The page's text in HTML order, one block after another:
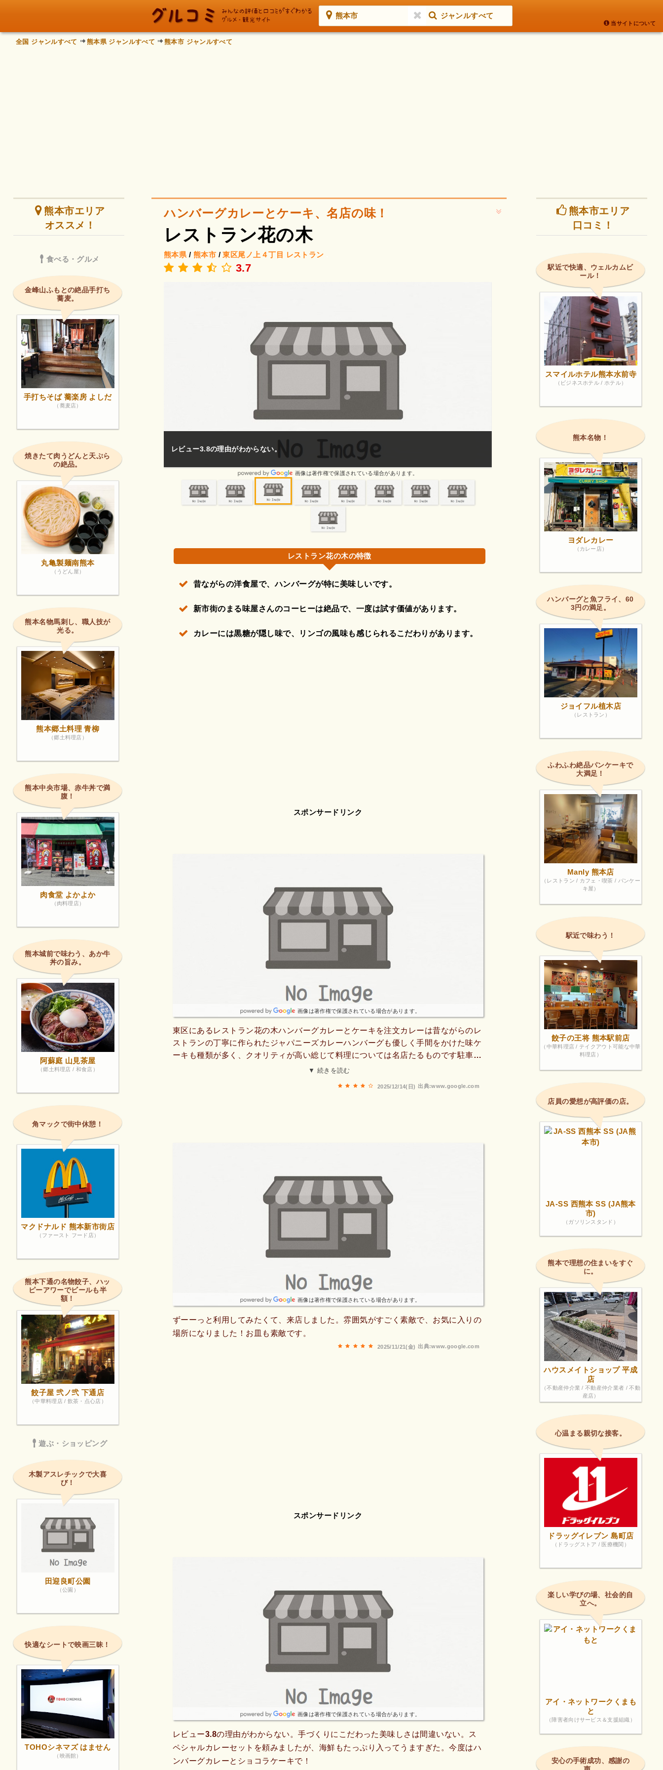
熊本市 ジャンルすべて
当サイトについて
全国 ジャンルすべて 熊本県 ジャンルすべて 熊本市 ジャンルすべて
ハンバーグカレーとケーキ、名店の味！
レストラン花の木
熊本県 / 熊本市 /東区尾ノ上４丁目 レストラン
3.7
保護されている場合があります。
レビュー3.8の理由がわからない。
画像は著作権で保護されている場合があります。
ハンバーグカレーが美味しいお店です！
画像は著作権
レストラン花の木の特徴
昔ながらの洋食屋で、ハンバーグが特に美味しいです。
新市街のまる味屋さんのコーヒーは絶品で、一度は試す価値があります。
カレーには黒糖が隠し味で、リンゴの風味も感じられるこだわりがあります。
スポンサードリンク
画像は著作権で保護されている場合があります。
東区にあるレストラン花の木ハンバーグカレーとケーキを注文カレーは昔ながらのレ
ストランの丁寧に作られたジャパニーズカレーハンバーグも優しく手間をかけた味ケ
ーキも種類が多く、クオリティが高い総じて料理については名店たるものです駐車場
は裏手にもあるのでそちらをおすすめ奥様の接客はとてもいいですよ。
▼ 続きを読む
出典:www.google.com
2025/12/14(日)
画像は著作権で保護されている場合があります。
ずーーっと利用してみたくて、来店しました。雰囲気がすごく素敵で、お気に入りの
場所になりました！お皿も素敵です。
出典:www.google.com
2025/11/21(金)
スポンサードリンク
画像は著作権で保護されている場合があります。
レビュー3.8の理由がわからない。手づくりにこだわった美味しさは間違いない。ス
ペシャルカレーセットを頼みましたが、海鮮もたっぷり入ってうますぎた。今度はハ
ンバーグカレーとショコラケーキで！
熊本市エリア
オススメ！
食べる・グルメ
金峰山ふもとの絶品手打ち
蕎麦。
手打ちそば 蕎楽房 よしだ
（蕎麦店）
焼きたて肉うどんと天ぷら
の絶品。
丸亀製麺南熊本
（うどん屋）
熊本名物馬刺し、職人技が
光る。
熊本郷土料理 青柳
（郷土料理店）
熊本中央市場、赤牛丼で満
腹！
肉食堂 よかよか
（肉料理店）
熊本城前で味わう、あか牛
丼の旨み。
阿蘇庭 山見茶屋
（郷土料理店 / 和食店）
角マックで街中休憩！
マクドナルド 熊本新市街店
（ファースト フード店）
熊本下通の名物餃子、ハッ
ピーアワーでビールも半
額！
餃子屋 弐ノ弐 下通店
（中華料理店 / 飲茶・点心店）
遊ぶ・ショッピング
木製アスレチックで大喜
び！
田迎良町公園
（公園）
快適なシートで映画三昧！
TOHOシネマズ はません
（映画館）
熊本市エリア
口コミ！
駅近で快適、ウェルカムビ
ール！
スマイルホテル熊本水前寺
（ビジネスホテル / ホテル）
熊本名物！
ヨダレカレー
（カレー店）
ハンバーグと魚フライ、60
3円の満足。
ジョイフル植木店
（レストラン）
ふわふわ絶品パンケーキで
大満足！
Manly 熊本店
（レストラン / カフェ・喫茶 / パンケー
キ屋）
駅近で味わう！
餃子の王将 熊本駅前店
（中華料理店 / テイクアウト可能な中華
料理店）
店員の愛想が高評価の店。
JA-SS 西熊本 SS (JA熊本
市)
（ガソリンスタンド）
熊本で理想の住まいをすぐ
に。
ハウスメイトショップ 平成
店
（不動産仲介業 / 不動産仲介業者 / 不動
産店）
心温まる親切な接客。
ドラッグイレブン 島町店
（ドラッグストア / 医療機関）
楽しい学びの場、社会的自
立へ。
アイ・ネットワークくまも
と
（障害者向けサービス＆支援組織）
安心の手術成功、感謝の